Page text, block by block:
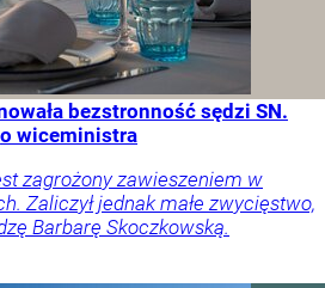
bezstronność sędzi SN.
wiceministra
zagrożony zawieszeniem w
Zaliczył jednak małe zwycięstwo,
Barbarę Skoczkowską.